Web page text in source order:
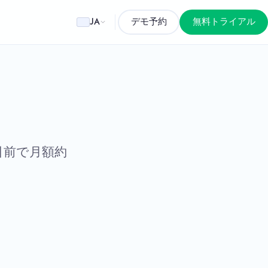
JA デモ予約 無料トライアル
で月額約